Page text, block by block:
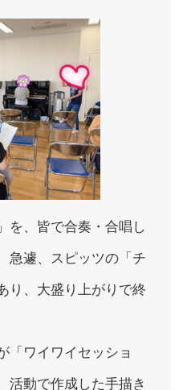
を、皆で合奏・合唱し
急遽、スピッツの「チ
り、大盛り上がりで終
「ワイワイセッショ
活動で作成した手描き